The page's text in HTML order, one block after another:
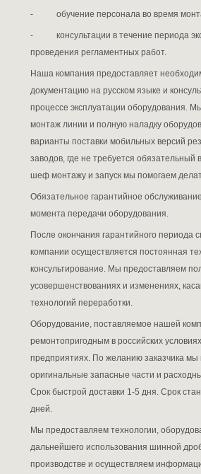
- обучение персонала во время
- консультации в течение периода
проведения регламентных работ.
Наша компания предоставляет
документацию на русском языке и
процессе эксплуатации оборудования.
монтаж линии и полную наладку
варианты поставки мобильных версий
заводов, где не требуется обязательный
шеф монтажу и запуск мы помогаем
Обязательное гарантийное
момента передачи оборудования.
После окончания гарантийного периода
компании осуществляется постоян­ная
консультирование. Мы предоставляем
усовершенствованиях и изменениях,
технологий переработки.
Оборудование, поставляемое нашей
ремонтопригодным в российских
предприятиях. По желанию заказчика мы
оригинальные запасные части и
Срок быстрой доставки 1-5 дня. Срок
дней.
Мы предоставляем технологии,
дальнейшего использования шинной
производстве и осуществляем